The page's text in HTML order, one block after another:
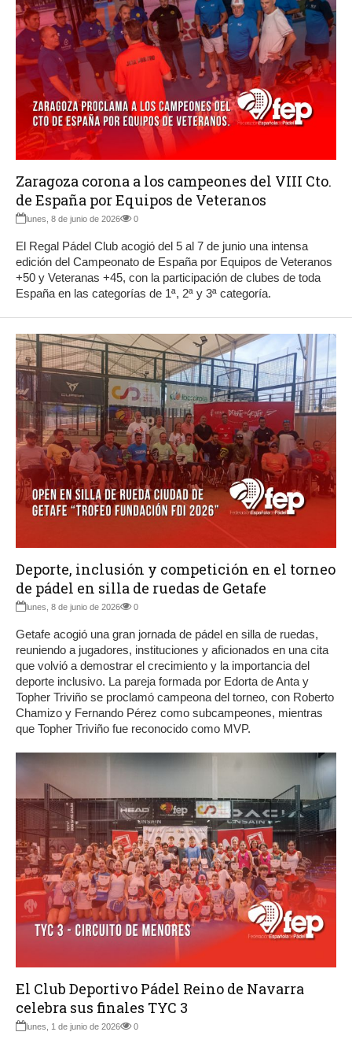
Zaragoza corona a los campeones del VIII Cto.
de España por Equipos de Veteranos
lunes, 8 de junio de 2026 0
El Regal Pádel Club acogió del 5 al 7 de junio una intensa
edición del Campeonato de España por Equipos de Veteranos
+50 y Veteranas +45, con la participación de clubes de toda
España en las categorías de 1ª, 2ª y 3ª categoría.
Deporte, inclusión y competición en el torneo
de pádel en silla de ruedas de Getafe
lunes, 8 de junio de 2026 0
Getafe acogió una gran jornada de pádel en silla de ruedas,
reuniendo a jugadores, instituciones y aficionados en una cita
que volvió a demostrar el crecimiento y la importancia del
deporte inclusivo. La pareja formada por Edorta de Anta y
Topher Triviño se proclamó campeona del torneo, con Roberto
Chamizo y Fernando Pérez como subcampeones, mientras
que Topher Triviño fue reconocido como MVP.
El Club Deportivo Pádel Reino de Navarra
celebra sus finales TYC 3
lunes, 1 de junio de 2026 0